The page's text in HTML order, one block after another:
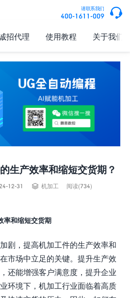
请联系我们
400-1611-009 
招代理 使用教程 关于我们
生产效率和缩短交货期？
12-31  机加工 阅读(734)
率和缩短交货期
剧，提高机加工件的生产效率和
市场中立足的关键。提升生产效
还能增强客户满意度，提升企业
环境下，机加工行业面临着高质